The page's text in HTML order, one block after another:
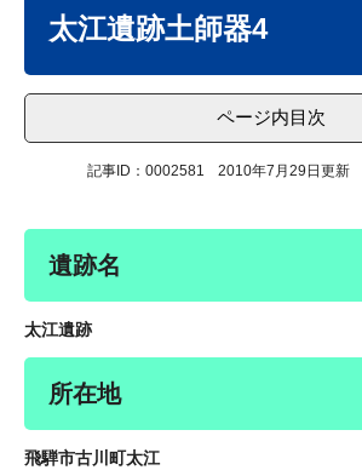
太江遺跡土師器4
ページ内目次
記事ID：0002581 2010年7月29日更新
遺跡名
太江遺跡
所在地
飛騨市古川町太江